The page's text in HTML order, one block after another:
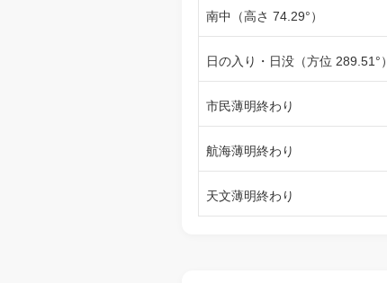
南中（高さ 74.29°）
日の入り・日没（方位 289.51°）
市民薄明終わり
航海薄明終わり
天文薄明終わり